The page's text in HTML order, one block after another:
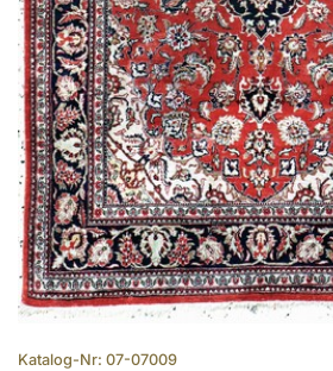
Katalog-Nr: 07-07009